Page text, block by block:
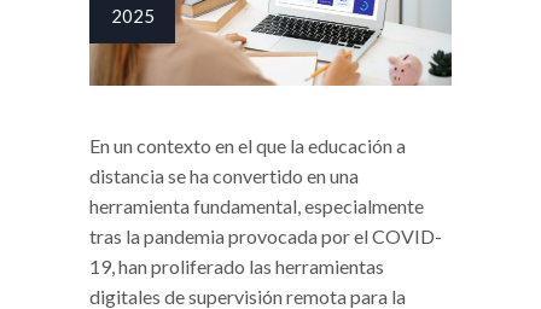
2025
En un contexto en el que la educación a
distancia se ha convertido en una
herramienta fundamental, especialmente
tras la pandemia provocada por el COVID-
19, han proliferado las herramientas
digitales de supervisión remota para la